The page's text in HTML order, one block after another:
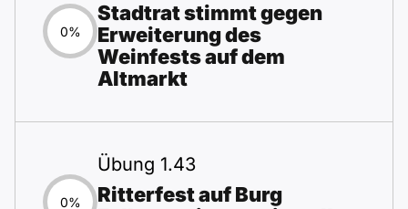
0%
Stadtrat stimmt gegen
Erweiterung des
Weinfests auf dem
Altmarkt
0%
Übung 1.43
Ritterfest auf Burg